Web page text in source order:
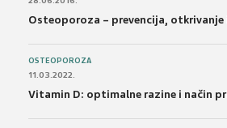
Osteoporoza – prevencija, otkrivanje
OSTEOPOROZA
11.03.2022.
Vitamin D: optimalne razine i način